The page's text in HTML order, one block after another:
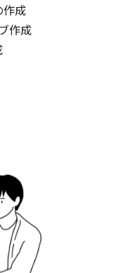
作成
作成